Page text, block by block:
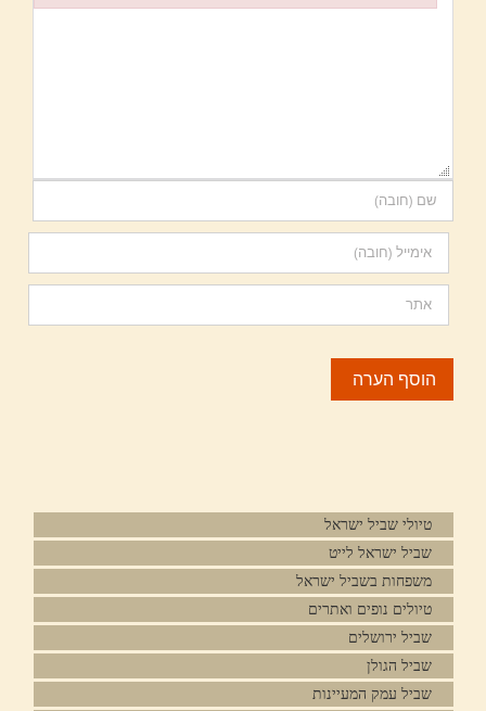
טיולי שביל ישראל
שביל ישראל לייט
משפחות בשביל ישראל
טיולים נופים ואתרים
שביל ירושלים
שביל הגולן
שביל עמק המעיינות
Failed to initialize plugin: wplink